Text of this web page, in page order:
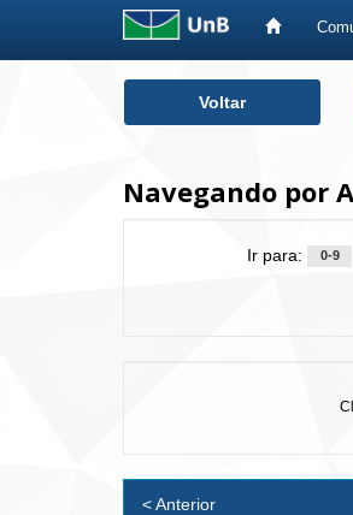
Voltar
Navegando por
Ir para: 0-9
< Anterior